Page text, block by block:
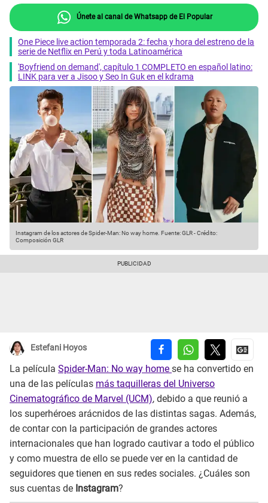
Únete al canal de Whatsapp de El Popular
One Piece live action temporada 2: fecha y hora del estreno de la
serie de Netflix en Perú y toda Latinoamérica
'Boyfriend on demand', capítulo 1 COMPLETO en español latino:
LINK para ver a Jisoo y Seo In Guk en el kdrama
Instagram de los actores de Spider-Man: No way home. Fuente: GLR-Crédito:
Composición GLR
Estefani Hoyos
La película Spider-Man: No way home se ha convertido en
una de las películas más taquilleras del Universo
Cinematográfico de Marvel (UCM), debido a que reunió a
los superhéroes arácnidos de las distintas sagas. Además,
de contar con la participación de grandes actores
internacionales que han logrado cautivar a todo el público
y como muestra de ello se puede ver en la cantidad de
seguidores que tienen en sus redes sociales. ¿Cuáles son
sus cuentas de Instagram?